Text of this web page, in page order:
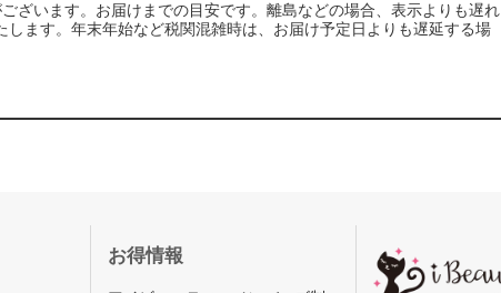
ざいます。お届けまでの目安です。離島などの場合、表示よりも遅れ
ます。年末年始など税関混雑時は、お届け予定日よりも遅延する場
お得情報